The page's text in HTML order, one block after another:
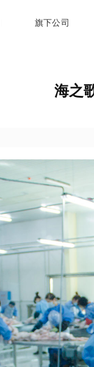
旗下公司
海之